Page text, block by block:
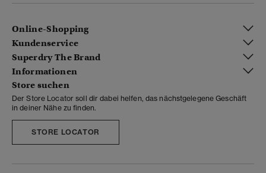
Online-Shopping
Kundenservice
Superdry The Brand
Informationen
Store suchen
Der Store Locator soll dir dabei helfen, das nächstgelegene Geschäft
in deiner Nähe zu finden.
STORE LOCATOR